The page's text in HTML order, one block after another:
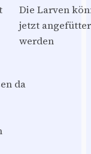
Die Larven
jetzt
werden
da